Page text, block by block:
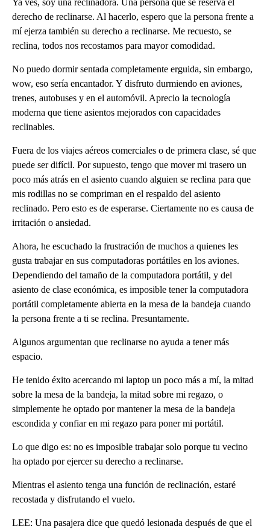
Ya ves, soy una reclinadora. Una persona que se reserva el
derecho de reclinarse. Al hacerlo, espero que la persona frente a
mí ejerza también su derecho a reclinarse. Me recuesto, se
reclina, todos nos recostamos para mayor comodidad.
No puedo dormir sentada completamente erguida, sin embargo,
wow, eso sería encantador. Y disfruto durmiendo en aviones,
trenes, autobuses y en el automóvil. Aprecio la tecnología
moderna que tiene asientos mejorados con capacidades
reclinables.
Fuera de los viajes aéreos comerciales o de primera clase, sé que
puede ser difícil. Por supuesto, tengo que mover mi trasero un
poco más atrás en el asiento cuando alguien se reclina para que
mis rodillas no se compriman en el respaldo del asiento
reclinado. Pero esto es de esperarse. Ciertamente no es causa de
irritación o ansiedad.
Ahora, he escuchado la frustración de muchos a quienes les
gusta trabajar en sus computadoras portátiles en los aviones.
Dependiendo del tamaño de la computadora portátil, y del
asiento de clase económica, es imposible tener la computadora
portátil completamente abierta en la mesa de la bandeja cuando
la persona frente a ti se reclina. Presuntamente.
Algunos argumentan que reclinarse no ayuda a tener más
espacio.
He tenido éxito acercando mi laptop un poco más a mí, la mitad
sobre la mesa de la bandeja, la mitad sobre mi regazo, o
simplemente he optado por mantener la mesa de la bandeja
escondida y confiar en mi regazo para poner mi portátil.
Lo que digo es: no es imposible trabajar solo porque tu vecino
ha optado por ejercer su derecho a reclinarse.
Mientras el asiento tenga una función de reclinación, estaré
recostada y disfrutando el vuelo.
LEE: Una pasajera dice que quedó lesionada después de que el